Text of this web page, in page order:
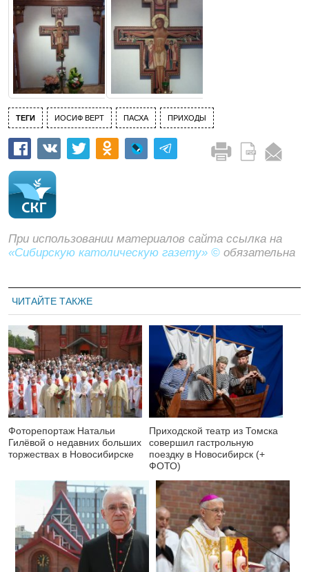
ТЕГИ ИОСИФ ВЕРТ ПАСХА ПРИХОДЫ
При использовании материалов сайта ссылка на
«Сибирскую католическую газету» © обязательна
ЧИТАЙТЕ ТАКЖЕ
Фоторепортаж Натальи
Гилёвой о недавних больших
торжествах в Новосибирске
Приходской театр из Томска
совершил гастрольную
поездку в Новосибирск (+
ФОТО)